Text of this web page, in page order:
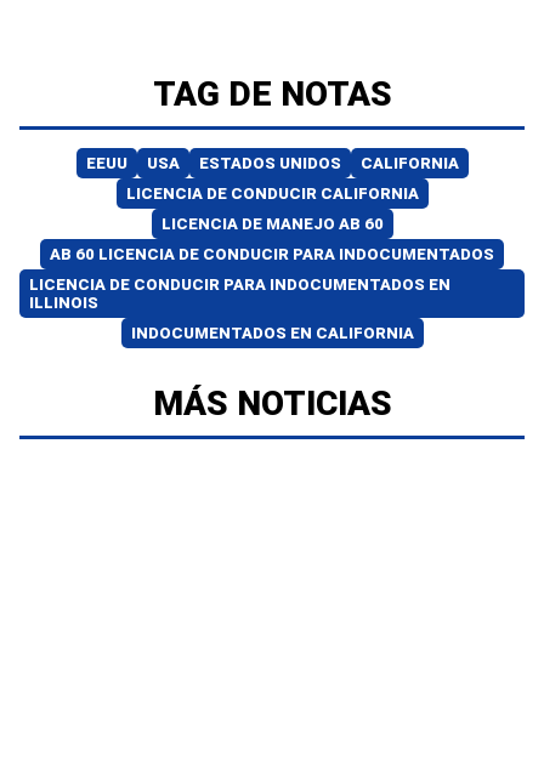
TAG DE NOTAS
EEUU USA ESTADOS UNIDOS
CALIFORNIA
LICENCIA DE CONDUCIR CALIFORNIA
LICENCIA DE MANEJO AB 60
AB 60 LICENCIA DE CONDUCIR PARA INDOCUMENTADOS
LICENCIA DE CONDUCIR PARA INDOCUMENTADOS EN
ILLINOIS
INDOCUMENTADOS EN CALIFORNIA
MÁS NOTICIAS